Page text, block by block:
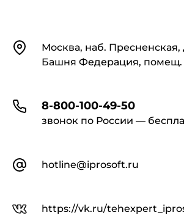
КонтактыМосква, наб. Пресненская,
Башня Федерация, помещ.
8-800-100-49-50
звонок по России —
hotline@iprosoft.ru
https://vk.ru/